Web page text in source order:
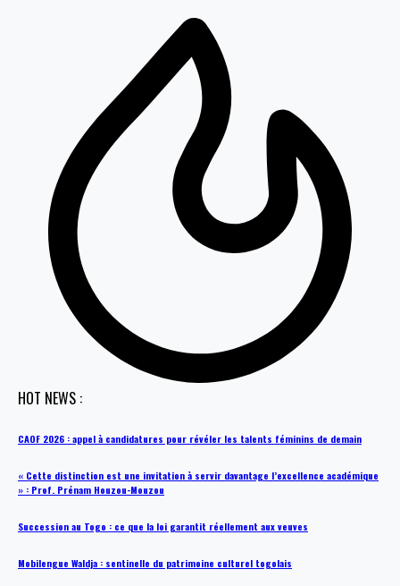
HOT NEWS :
CAOF 2026 : appel à candidatures pour révéler les talents féminins de demain
« Cette distinction est une invitation à servir davantage l’excellence académique
» : Prof. Prénam Houzou-Mouzou
Succession au Togo : ce que la loi garantit réellement aux veuves
Mobilengue Waldja : sentinelle du patrimoine culturel togolais